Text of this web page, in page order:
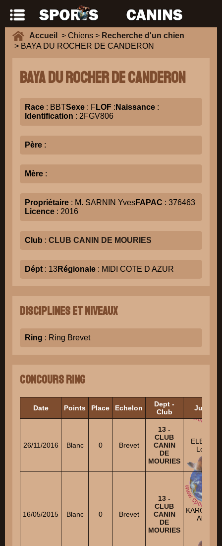
Accueil > Chiens > Recherche d'un chien
> BAYA DU ROCHER DE CANDERON
BAYA DU ROCHER DE CANDERON
Race : BBTSexe : FLOF : Naissance :
Identification : 2FGV806
Père :
Mère :
Propriétaire : M. SARNIN YvesFAPAC : 376463
Licence : 2016
Club : CLUB CANIN DE MOURIES
Dépt : 13Régionale : MIDI COTE D AZUR
Disciplines et niveaux
Ring : Ring Brevet
Concours Ring
Date Points Place Echelon
Dept -
Club
Juges
26/11/2016 Blanc 0 Brevet
13 -
CLUB
CANIN
DE
MOURIES
ELETTO
Louis
16/05/2015 Blanc 0 Brevet
13 -
CLUB
CANIN
DE
MOURIES
Alain